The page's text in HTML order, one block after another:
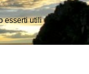
esserti utili